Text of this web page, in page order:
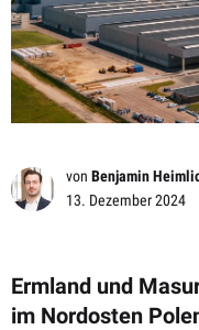
von Benjamin
13. Dezember 2024
Ermland und
im Nordosten